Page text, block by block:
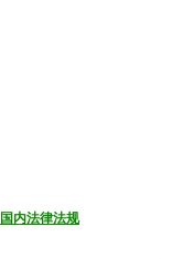
国内法律法规